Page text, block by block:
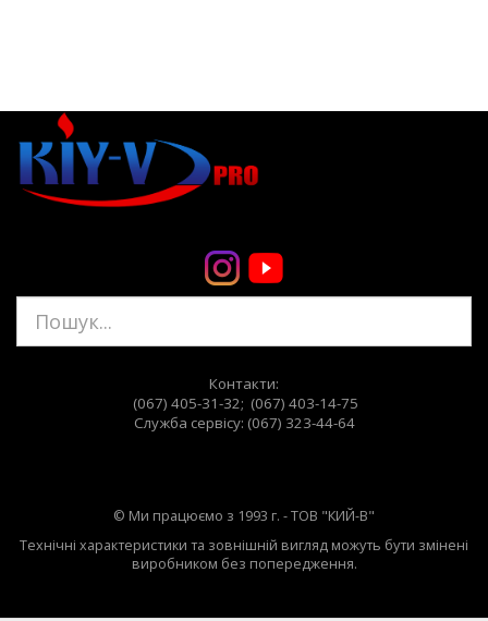
Контакти:
(067) 405-31-32; (067) 403-14-75
Служба сервiсу: (067) 323-44-64
© Ми працюємо з 1993 г. - ТОВ "КИЙ-В"
Технічні характеристики та зовнішній вигляд можуть бути змінені
виробником без попередження.